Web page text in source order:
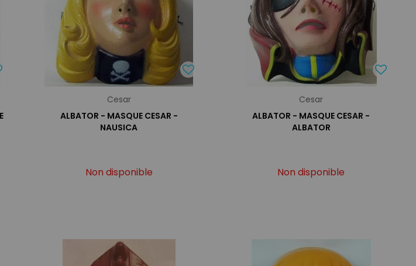
Cesar
ALBATOR - MASQUE CESAR -
NAUSICA
Non disponible
Cesar
ALBATOR - MASQUE CESAR -
ALBATOR
Non disponible